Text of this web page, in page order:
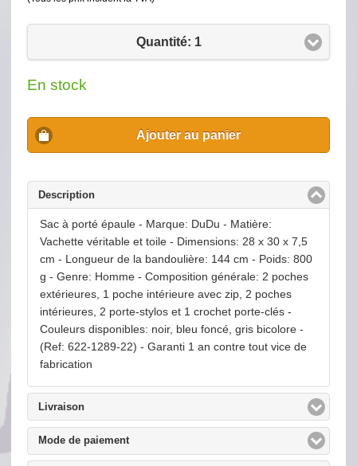
Quantité: 1
En stock
Ajouter au panier
Descriptionclick to collapse contents
Sac à porté épaule - Marque: DuDu - Matière:
Vachette véritable et toile - Dimensions: 28 x 30 x 7,5
cm - Longueur de la bandoulière: 144 cm - Poids: 800
g - Genre: Homme - Composition générale: 2 poches
extérieures, 1 poche intérieure avec zip, 2 poches
intérieures, 2 porte-stylos et 1 crochet porte-clés -
Couleurs disponibles: noir, bleu foncé, gris bicolore -
(Ref: 622-1289-22) - Garanti 1 an contre tout vice de
fabrication
Livraisonclick to expand contents
Mode de paiementclick to expand contents